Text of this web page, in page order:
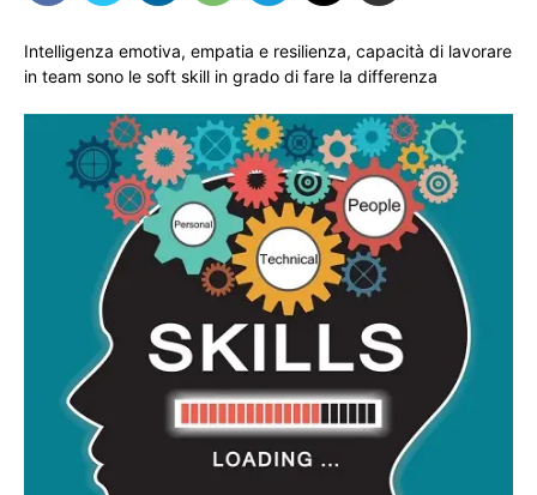
Intelligenza emotiva, empatia e resilienza, capacità di lavorare
in team sono le soft skill in grado di fare la differenza